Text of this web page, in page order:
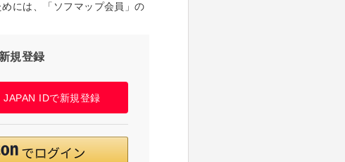
には、「ソフマップ会員」の
規登録
JAPAN IDで新規登録